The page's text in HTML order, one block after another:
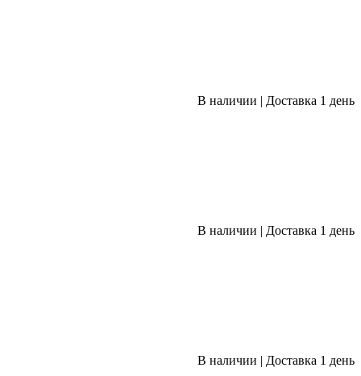
В наличии | Доставка 1 день
В наличии | Доставка 1 день
В наличии | Доставка 1 день